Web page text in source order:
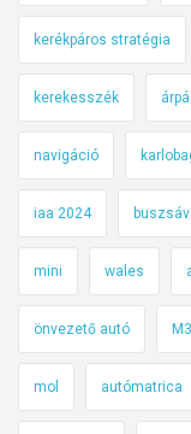
kerékpáros stratégia
kerekesszék
navigáció
iaa 2024 buszsáv
mini wales
önvezető autó
mol autómatrica